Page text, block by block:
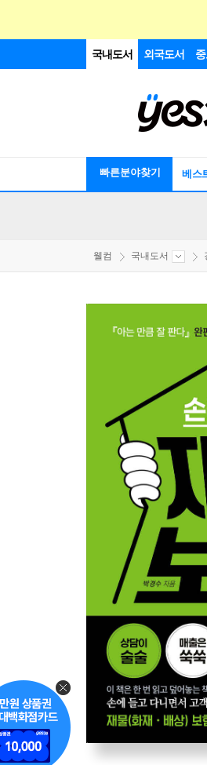
국내도서 외국도서
빠른분야찾기 베스
웰컴 국내도서